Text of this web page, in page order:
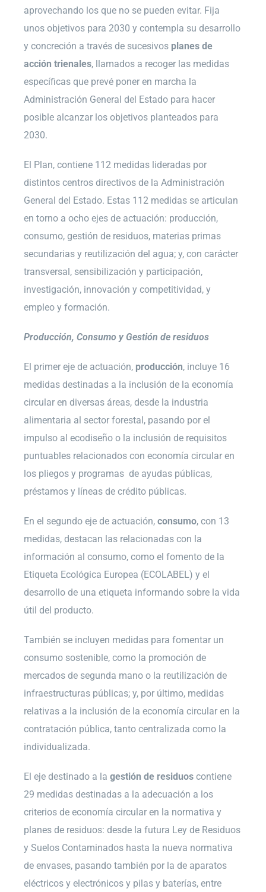
aprovechando los que no se pueden evitar. Fija
unos objetivos para 2030 y contempla su desarrollo
y concreción a través de sucesivos planes de
acción trienales, llamados a recoger las medidas
específicas que prevé poner en marcha la
Administración General del Estado para hacer
posible alcanzar los objetivos planteados para
2030.
El Plan, contiene 112 medidas lideradas por
distintos centros directivos de la Administración
General del Estado. Estas 112 medidas se articulan
en torno a ocho ejes de actuación: producción,
consumo, gestión de residuos, materias primas
secundarias y reutilización del agua; y, con carácter
transversal, sensibilización y participación,
investigación, innovación y competitividad, y
empleo y formación.
Producción, Consumo y Gestión de residuos
El primer eje de actuación, producción, incluye 16
medidas destinadas a la inclusión de la economía
circular en diversas áreas, desde la industria
alimentaria al sector forestal, pasando por el
impulso al ecodiseño o la inclusión de requisitos
puntuables relacionados con economía circular en
los pliegos y programas de ayudas públicas,
préstamos y líneas de crédito públicas.
En el segundo eje de actuación, consumo, con 13
medidas, destacan las relacionadas con la
información al consumo, como el fomento de la
Etiqueta Ecológica Europea (ECOLABEL) y el
desarrollo de una etiqueta informando sobre la vida
útil del producto.
También se incluyen medidas para fomentar un
consumo sostenible, como la promoción de
mercados de segunda mano o la reutilización de
infraestructuras públicas; y, por último, medidas
relativas a la inclusión de la economía circular en la
contratación pública, tanto centralizada como la
individualizada.
El eje destinado a la gestión de residuos contiene
29 medidas destinadas a la adecuación a los
criterios de economía circular en la normativa y
planes de residuos: desde la futura Ley de Residuos
y Suelos Contaminados hasta la nueva normativa
de envases, pasando también por la de aparatos
eléctricos y electrónicos y pilas y baterías, entre